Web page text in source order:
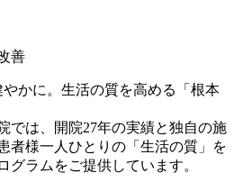
やかに。生活の質を高める「根本
では、開院27年の実績と独自の施
者様一人ひとりの「生活の質」を
グラムをご提供しています。